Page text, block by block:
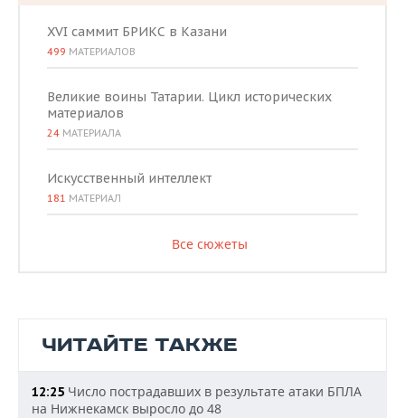
XVI саммит БРИКС в Казани
499 МАТЕРИАЛОВ
Великие воины Татарии. Цикл исторических
материалов
24 МАТЕРИАЛА
Искусственный интеллект
181 МАТЕРИАЛ
Все сюжеты
ЧИТАЙТЕ ТАКЖЕ
12:25 Число пострадавших в результате атаки БПЛА
на Нижнекамск выросло до 48